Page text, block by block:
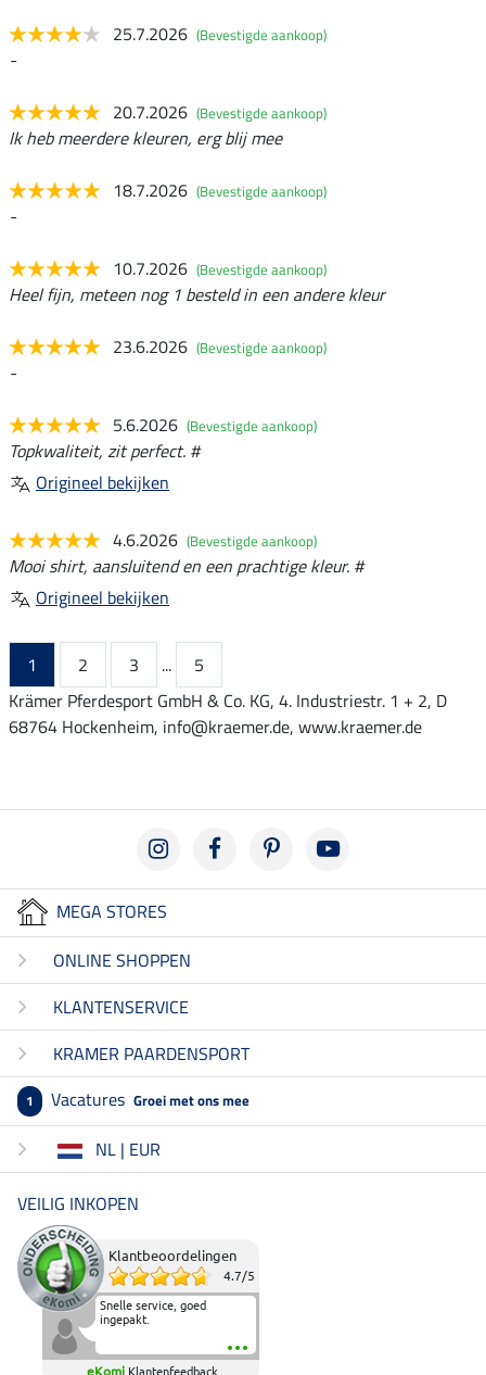
25.7.2026 (Bevestigde aankoop)
-
20.7.2026 (Bevestigde aankoop)
Ik heb meerdere kleuren, erg blij mee
18.7.2026 (Bevestigde aankoop)
-
10.7.2026 (Bevestigde aankoop)
Heel fijn, meteen nog 1 besteld in een andere kleur
23.6.2026 (Bevestigde aankoop)
-
5.6.2026 (Bevestigde aankoop)
Topkwaliteit, zit perfect. #
Origineel bekijken
4.6.2026 (Bevestigde aankoop)
Mooi shirt, aansluitend en een prachtige kleur. #
Origineel bekijken
1 2 3 ...
5
Krämer Pferdesport GmbH & Co. KG, 4. Industriestr. 1 + 2, D
68764 Hockenheim, info@kraemer.de, www.kraemer.de
MEGA STORES
ONLINE SHOPPEN
KLANTENSERVICE
KRAMER PAARDENSPORT
1 Vacatures Groei met ons mee
NL | EUR
VEILIG INKOPEN
Klantbeoordelingen
4.7/5
Snelle service, goed
ingepakt.
eKomi Klantenfeedback